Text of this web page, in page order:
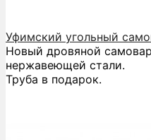
Уфимский угольный
Новый дровяной
нержавеющей стали.
Труба в подарок.